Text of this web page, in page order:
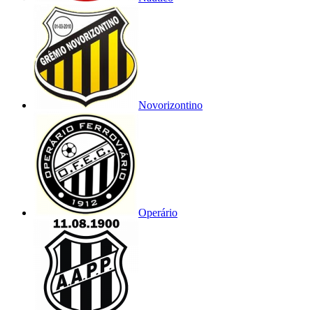
Novorizontino
Operário